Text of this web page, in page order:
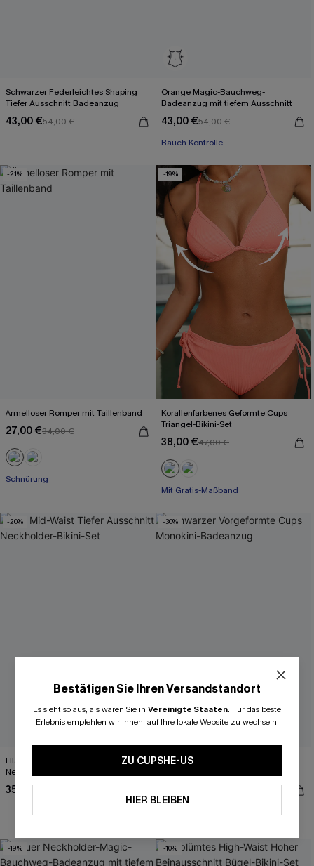
Schwarzer Federleichtes Shaping
Tiefer Ausschnitt Badeanzug
43,00 €54,00 €
Orange Magic-Bauchweg-
Badeanzug mit tiefem Ausschnitt
43,00 €54,00 €
Bauch Kontrolle
-21%
Ärmelloser Romper mit Taillenband
27,00 €34,00 €
Schnürung
-19%
Korallenfarbenes Geformte Cups
Triangel-Bikini-Set
38,00 €47,00 €
Mit Gratis-Maßband
-20%
Lila Mid-Waist Tiefer Ausschnitt
Neckholder-Bikini-Set
35,00 €
-30%
Schwarzer Vorgeformte Cups
-19% -10%
Bestätigen Sie Ihren Versandstandort
Es sieht so aus, als wären Sie in Vereinigte Staaten. Für das beste
Erlebnis empfehlen wir Ihnen, auf Ihre lokale Website zu wechseln.
ZU CUPSHE-US
HIER BLEIBEN